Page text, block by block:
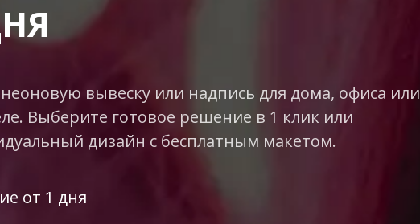
вывеску или надпись для дома, офиса или
Выберите готовое решение в 1 клик или
дизайн с бесплатным макетом.
от 1 дня